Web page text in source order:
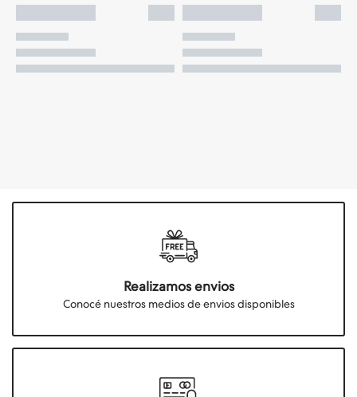
Realizamos envios
Conocé nuestros medios de envios disponibles